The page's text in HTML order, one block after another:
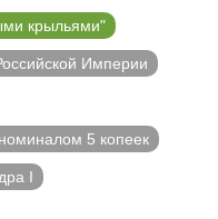
крыльями"
Империи
5 копеек
I